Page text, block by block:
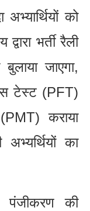
को
भर्ती रैली
जाएगा,
टेस्ट (PFT)
कराया
का
पंजीकरण की